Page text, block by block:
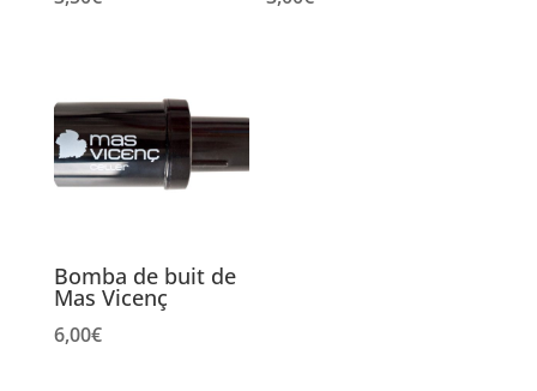
Bomba de buit de
Mas Vicenç
6,00€